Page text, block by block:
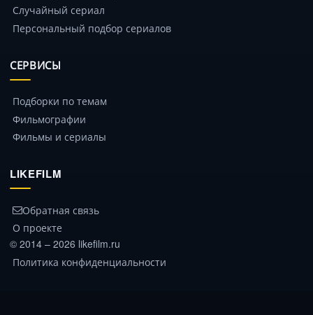
Случайный сериал
Персональный подбор сериалов
СЕРВИСЫ
Подборки по темам
Фильмографии
Фильмы и сериалы
LIKEFILM
Обратная связь
О проекте
© 2014 – 2026 likefilm.ru
Политика конфиденциальности